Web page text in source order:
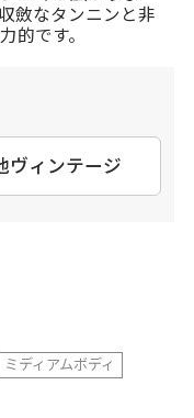
斂なタンニンと非
的です。
ヴィンテージ
ミディアムボディ